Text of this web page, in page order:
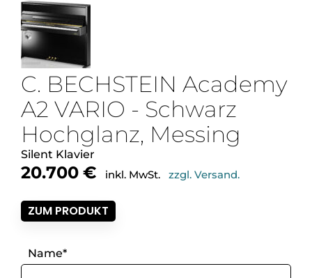
C. BECHSTEIN Academy
A2 VARIO - Schwarz
Hochglanz, Messing
Silent Klavier
20.700 € inkl. MwSt. zzgl. Versand.
ZUM PRODUKT
Name*